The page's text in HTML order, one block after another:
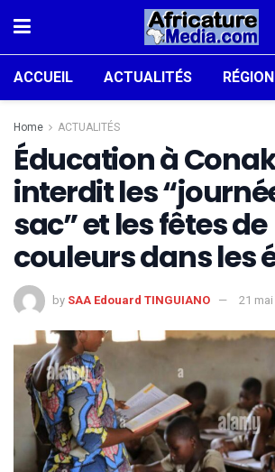
ACCUEIL ACTUALITÉS
Home ACTUALITÉS
Éducation à
interdit les
sac” et les fêtes de
couleurs dans les
by SAA Edouard TINGUIANO 21